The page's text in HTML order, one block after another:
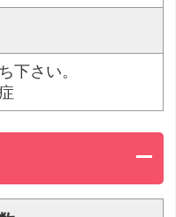
下さい。